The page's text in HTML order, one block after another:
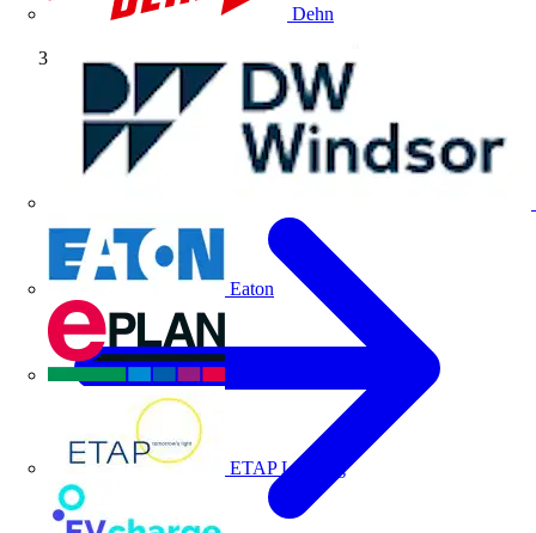
Dehn
Eaton
ETAP Lighting
Reglamentación